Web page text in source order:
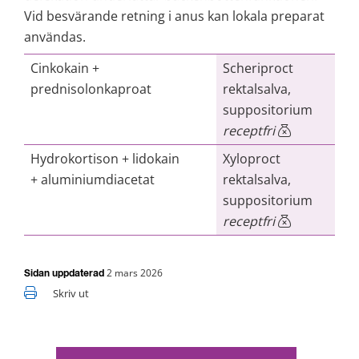
Vid besvärande retning i anus kan lokala preparat
användas.
Cinkokain +
prednisolonkaproat
Scheriproct
rektalsalva,
suppositorium
receptfri
Hydrokortison + lidokain
+ aluminiumdiacetat
Xyloproct
rektalsalva,
suppositorium
receptfri
Sidan uppdaterad 2 mars 2026
Skriv ut